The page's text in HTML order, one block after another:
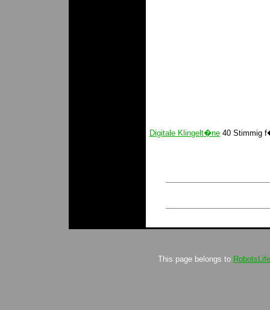
Digitale Klingelt�ne 40 Stimmig
This page belongs to